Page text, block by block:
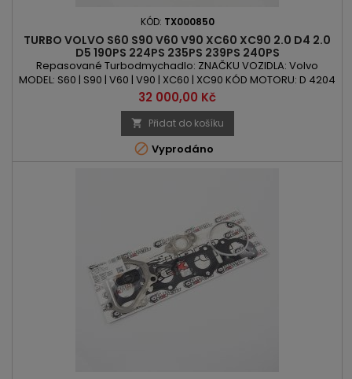
KÓD: TX000850
TURBO VOLVO S60 S90 V60 V90 XC60 XC90 2.0 D4 2.0
D5 190PS 224PS 235PS 239PS 240PS
Repasované Turbodmychadlo: ZNAČKU VOZIDLA: Volvo
MODEL: S60 | S90 | V60 | V90 | XC60 | XC90 KÓD MOTORU: D 4204
T6 | D 4204 T11 | D 4204 T23 OBSAH: 1969ccm | 2.0 D4 | 2.0 D5
VÝKON: 190PS/140kW | 224PS/165kW | 235PS/173kW |
239PS/176kW | 240PS/177kW ROK VÝROBY: 2015 -
Cena
32 000,00 Kč
 Přidat do košíku
 Vyprodáno